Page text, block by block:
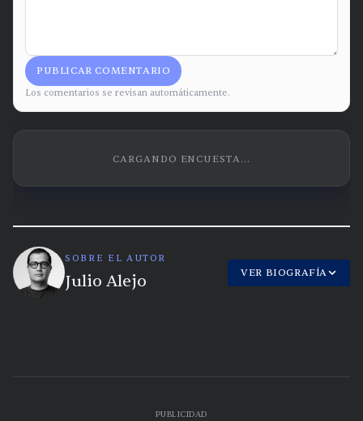
PUBLICAR COMENTARIO
Los comentarios se revisan automáticamente.
CARGANDO ENCUESTA...
SOBRE EL AUTOR
Julio Alejo VER BIOGRAFÍA
PUBLICIDAD